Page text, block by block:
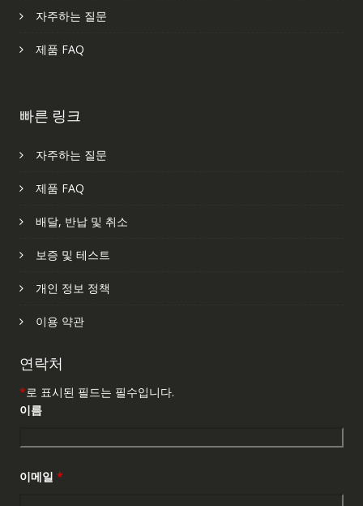
자주하는 질문
제품 FAQ
빠른 링크
자주하는 질문
제품 FAQ
배달, 반납 및 취소
보증 및 테스트
개인 정보 정책
이용 약관
연락처
*로 표시된 필드는 필수입니다.
이름
이메일 *